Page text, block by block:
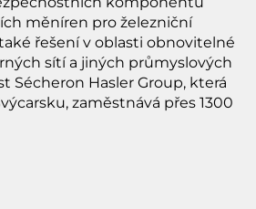
měníren pro železniční
řešení v oblasti obnovitelné
sítí a jiných průmyslových
Sécheron Hasler Group, která
zaměstnává přes 1300